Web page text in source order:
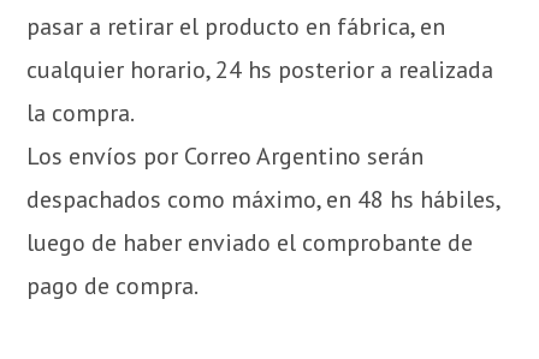
pasar a retirar el producto en fábrica, en
cualquier horario, 24 hs posterior a realizada
la compra.
Los envíos por Correo Argentino serán
despachados como máximo, en 48 hs hábiles,
luego de haber enviado el comprobante de
pago de compra.